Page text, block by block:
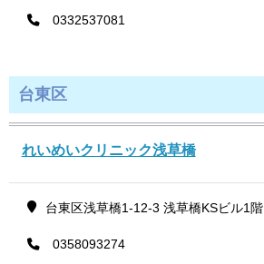
0332537081
台東区
れいめいクリニック浅草橋
台東区浅草橋1-12-3 浅草橋KSビル1階
0358093274